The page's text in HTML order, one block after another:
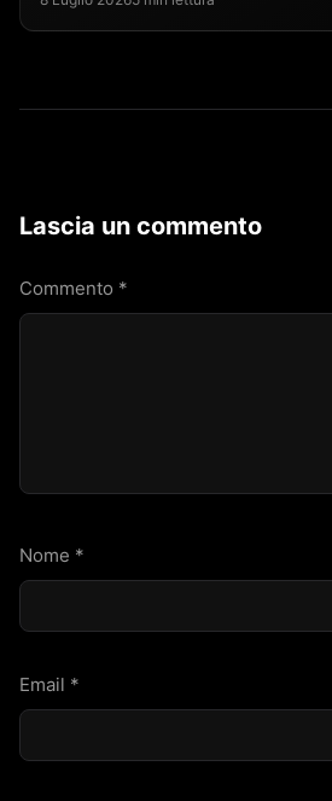
Lascia un commento
Commento *
Nome *
Email *